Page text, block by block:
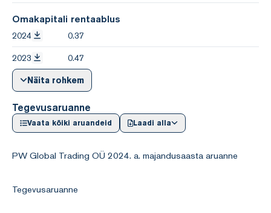
Omakapitali rentaablus
2024 0.37
2023 0.47
Näita rohkem
Tegevusaruanne
Vaata kõiki aruandeid Laadi alla
PW Global Trading OÜ 2024. a. majandusaasta aruanne
Tegevusaruanne